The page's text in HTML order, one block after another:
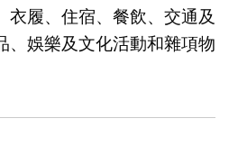
衣履、住宿、餐飲、交通及
、娛樂及文化活動和雜項物